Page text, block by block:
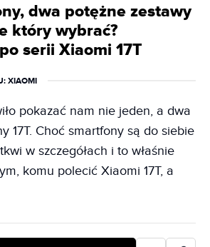
dwa potężne zestawy
który wybrać?
serii Xiaomi 17T
: XIAOMI
pokazać nam nie jeden, a dwa
17T. Choć smartfony są do siebie
w szczegółach i to właśnie
komu polecić Xiaomi 17T, a